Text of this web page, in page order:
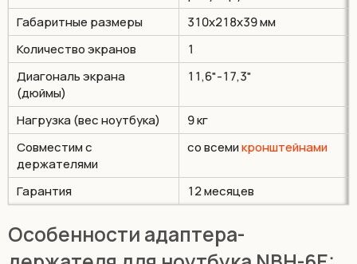
Габаритные размеры
310x218x39 мм
Количество экранов
1
Диагональ экрана
(дюймы)
11,6"-17,3"
Нагрузка (вес ноутбука)
9 кг
Совместим с
держателями
со всемикронштейнами
Гарантия 12 месяцев
Особенности адаптера-